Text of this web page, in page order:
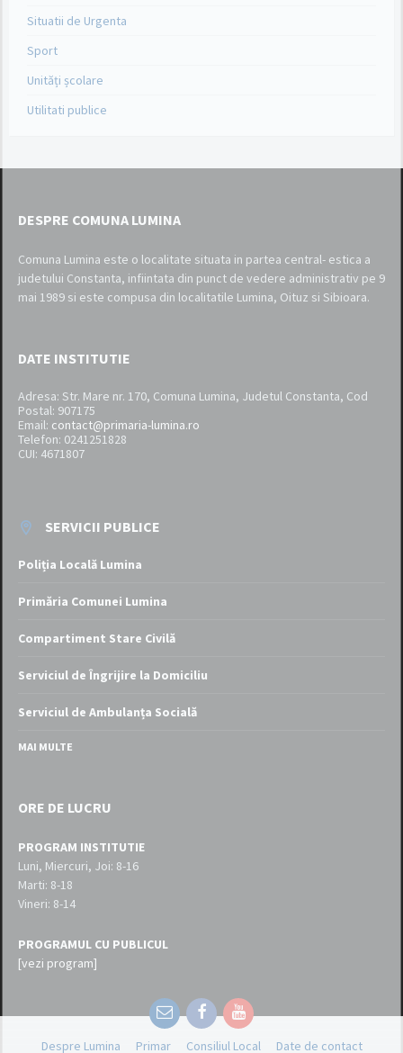
Situatii de Urgenta
Sport
Unități școlare
Utilitati publice
DESPRE COMUNA LUMINA
Comuna Lumina este o localitate situata in partea central- estica a
judetului Constanta, infiintata din punct de vedere administrativ pe 9
mai 1989 si este compusa din localitatile Lumina, Oituz si Sibioara.
DATE INSTITUTIE
Adresa: Str. Mare nr. 170, Comuna Lumina, Judetul Constanta, Cod
Postal: 907175
Email: contact@primaria-lumina.ro
Telefon: 0241251828
CUI: 4671807
SERVICII PUBLICE
Poliția Locală Lumina
Primăria Comunei Lumina
Compartiment Stare Civilă
Serviciul de Îngrijire la Domiciliu
Serviciul de Ambulanța Socială
MAI MULTE
ORE DE LUCRU
PROGRAM INSTITUTIE
Luni, Miercuri, Joi: 8-16
Marti: 8-18
Vineri: 8-14
PROGRAMUL CU PUBLICUL
[vezi program]
EmailFacebookYouTube
Despre Lumina Primar Consiliul Local Date de contact